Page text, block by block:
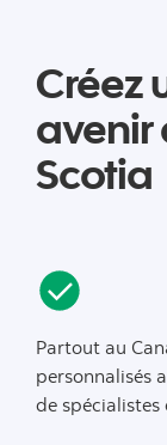
Créez
avenir
Scotia
Partout au
personnalisés
de spécialistes